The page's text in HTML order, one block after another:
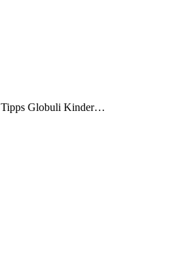
Tipps Globuli Kinder…